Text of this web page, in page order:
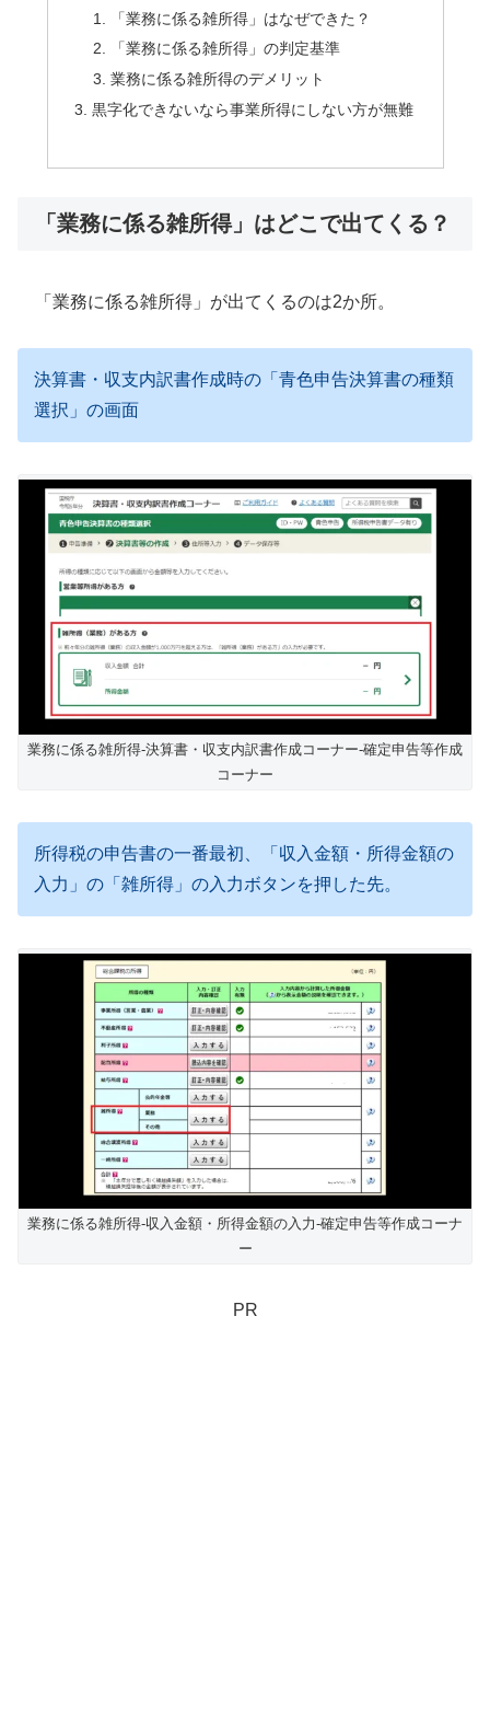
「業務に係る雑所得」はなぜできた？
「業務に係る雑所得」の判定基準
業務に係る雑所得のデメリット
黒字化できないなら事業所得にしない方が無難
「業務に係る雑所得」はどこで出てくる？
「業務に係る雑所得」が出てくるのは2か所。
決算書・収支内訳書作成時の「青色申告決算書の種類
選択」の画面
業務に係る雑所得-決算書・収支内訳書作成コーナー-確定申告等作成
コーナー
所得税の申告書の一番最初、「収入金額・所得金額の
入力」の「雑所得」の入力ボタンを押した先。
業務に係る雑所得-収入金額・所得金額の入力-確定申告等作成コーナ
ー
PR